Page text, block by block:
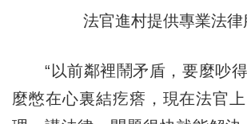
法官進村提供專業法律
“以前鄰裡鬧矛盾，要麼吵得
麼憋在心裏結疙瘩，現在法官